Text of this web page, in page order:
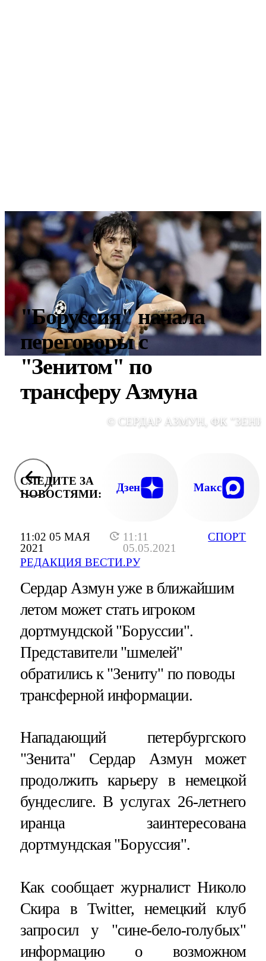
11:02 05 МАЯ
2021
11:11
05.05.2021
РЕДАКЦИЯ ВЕСТИ.РУ
СПОРТ
"Боруссия" начала
переговоры с
"Зенитом" по
трансферу Азмуна
© СЕРДАР АЗМУН, ФК
СЛЕДИТЕ ЗА
НОВОСТЯМИ:
Дзен Макс
Сердар Азмун уже в ближайшим
летом может стать игроком
дортмундской "Боруссии".
Представители "шмелей"
обратились к "Зениту" по поводы
трансферной информации.
Нападающий петербургского
"Зенита" Сердар Азмун может
продолжить карьеру в немецкой
бундеслиге. В услугах 26-летнего
иранца заинтересована
дортмундская "Боруссия".
Как сообщает журналист Николо
Скира в Twitter, немецкий клуб
запросил у "сине-бело-голубых"
информацию о возможном